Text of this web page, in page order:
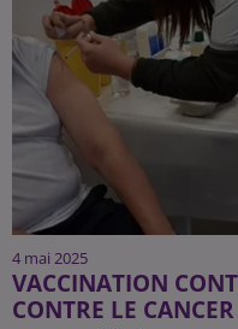
4 mai 2025
VACCINATION
CONTRE LE